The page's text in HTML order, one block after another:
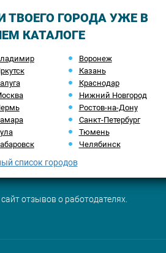
ТВОЕГО ГОРОДА УЖЕ В
КАТАЛОГЕ
Воронеж
Казань
Краснодар
Нижний Новгород
Ростов-на-Дону
Санкт-Петербург
Тюмень
Челябинск
список городов
сайт отзывов о работодателях.